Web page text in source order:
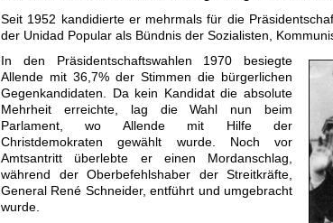
Seit 1952 kandidierte er mehrmals für die
der Unidad Popular als Bündnis der Sozialisten,
In den Präsidentschaftswahlen 1970 besiegte
Allende mit 36,7% der Stim­men die bürgerlichen
Gegenkandidaten. Da kein Kandidat die absolute
Mehrheit erreichte, lag die Wahl nun beim
Parlament, wo Allende mit Hilfe der
Christdemokraten gewählt wurde. Noch vor
Amtsantritt überlebte er einen Mordanschlag,
während der Oberbefehlshaber der Streitkräfte,
General René Schneider, entführt und umgebracht
wurde.